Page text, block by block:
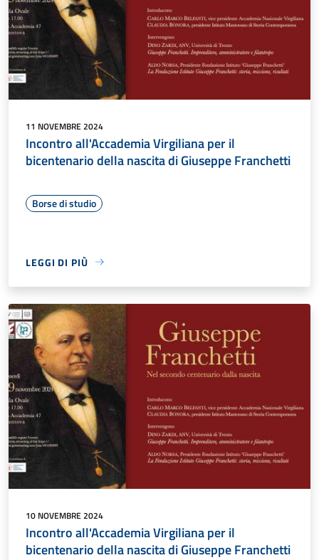
11 NOVEMBRE 2024
Incontro all'Accademia Virgiliana per il
bicentenario della nascita di Giuseppe Franchetti
Borse di studio
LEGGI DI PIÙ
10 NOVEMBRE 2024
Incontro all'Accademia Virgiliana per il
bicentenario della nascita di Giuseppe Franchetti